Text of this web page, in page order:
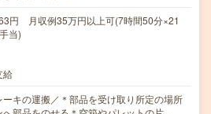
円 月収例35万円以上可(7時間50分×21
当)
給
ーキの運搬／＊部品を受け取り所定の場所